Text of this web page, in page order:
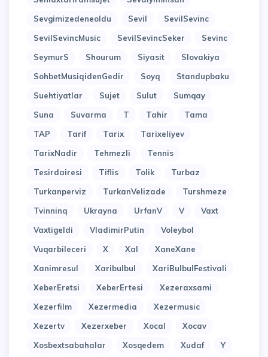
Sevgimizedeneoldu
Sevil
SevilSevinc
SevilSevincMusic
SevilSevincSeker
Sevinc
SeymurS
Shourum Siyasit
Slovakiya
SohbetMusiqidenGedir
Soyq
Standupbaku
Suehtiyatlar
Sujet Sulut
Sumqay
Suna
Suvarma T Tahir
Tama
TAP
Tarif Tarix
Tarixeliyev
TarixNadir
Tehmezli
Tennis
Tesirdairesi
Tiflis Tolik
Turbaz
Turkanperviz
TurkanVelizade
Turshmeze
Tvinninq
Ukrayna UrfanV V
Vaxt
Vaxtigeldi
VladimirPutin
Voleybol
Vuqarbileceri
X Xal
XaneXane
Xanimresul
Xaribulbul
XariBulbulFestivali
XeberEretsi
XeberErtesi
Xezeraxsami
Xezerfilm
Xezermedia
Xezermusic
Xezertv
Xezerxeber Xocal
Xocav
Xosbextsabahalar
Xosqedem Xudaf
Y